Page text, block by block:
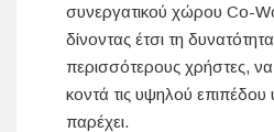
συνεργατικού χώρου Co-
δίνοντας έτσι τη
περισσότερους χρήστες,
κοντά τις υψηλού
παρέχει.